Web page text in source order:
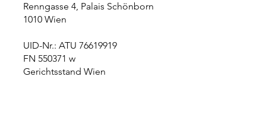
Renngasse 4, Palais Schönborn
1010 Wien
UID-Nr.: ATU 76619919
FN 550371 w
Gerichtsstand Wien